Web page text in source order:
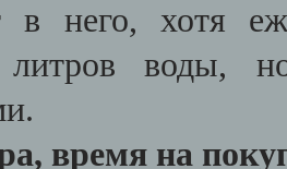
в него, хотя
литров воды,
время на